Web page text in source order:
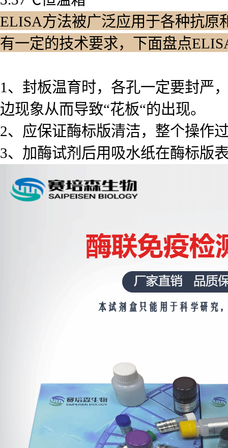
ELISA方法被广泛应用于各种抗原
有一定的技术要求，下面盘点
1、封板温育时，各孔一定要封严
边现象从而导致“花板“的出现。
2、应保证酶标版清洁，整个操作
3、加酶试剂后用吸水纸在酶标版